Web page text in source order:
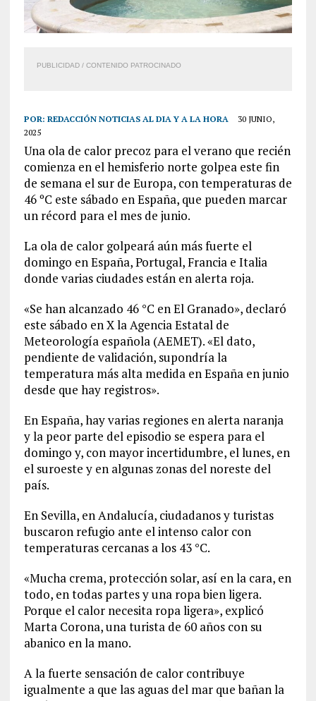
PUBLICIDAD / CONTENIDO PATROCINADO
POR: REDACCIÓN NOTICIAS AL DIA Y A LA HORA
30 JUNIO,
2025
Una ola de calor precoz para el verano que recién
comienza en el hemisferio norte golpea este fin
de semana el sur de Europa, con temperaturas de
46 ºC este sábado en España, que pueden marcar
un récord para el mes de junio.
La ola de calor golpeará aún más fuerte el
domingo en España, Portugal, Francia e Italia
donde varias ciudades están en alerta roja.
«Se han alcanzado 46 °C en El Granado», declaró
este sábado en X la Agencia Estatal de
Meteorología española (AEMET). «El dato,
pendiente de validación, supondría la
temperatura más alta medida en España en junio
desde que hay registros».
En España, hay varias regiones en alerta naranja
y la peor parte del episodio se espera para el
domingo y, con mayor incertidumbre, el lunes, en
el suroeste y en algunas zonas del noreste del
país.
En Sevilla, en Andalucía, ciudadanos y turistas
buscaron refugio ante el intenso calor con
temperaturas cercanas a los 43 °C.
«Mucha crema, protección solar, así en la cara, en
todo, en todas partes y una ropa bien ligera.
Porque el calor necesita ropa ligera», explicó
Marta Corona, una turista de 60 años con su
abanico en la mano.
A la fuerte sensación de calor contribuye
igualmente a que las aguas del mar que bañan la